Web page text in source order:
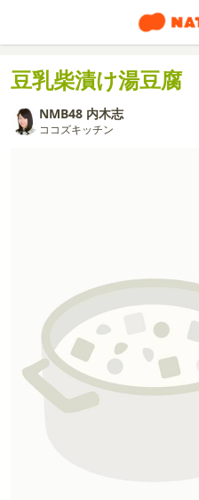
豆乳柴漬け湯豆腐
NMB48 内木志
ココズキッチン